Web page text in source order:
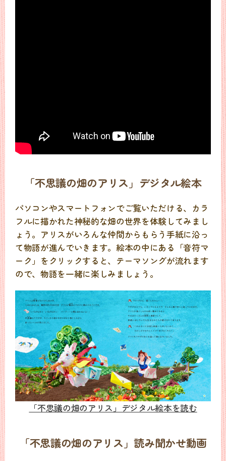
「不思議の畑のアリス」デジタル絵本
パソコンやスマートフォンでご覧いただける、カラ
フルに描かれた神秘的な畑の世界を体験してみまし
ょう。アリスがいろんな仲間からもらう手紙に沿っ
て物語が進んでいきます。絵本の中にある「音符マ
ーク」をクリックすると、テーマソングが流れます
ので、物語を一緒に楽しみましょう。
「不思議の畑のアリス」デジタル絵本を読む
「不思議の畑のアリス」読み聞かせ動画